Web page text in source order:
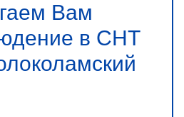
Вам
в СНТ